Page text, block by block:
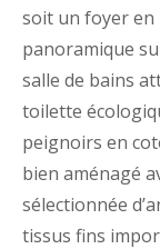
soit un foyer en
panoramique
salle de bains
toilette
peignoirs en
bien aménagé
sélectionnée
tissus fins